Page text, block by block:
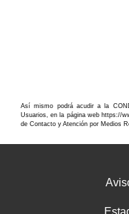
Así mismo podrá acudir a la
Usuarios, en la página web https://
de Contacto y Atención por Medios